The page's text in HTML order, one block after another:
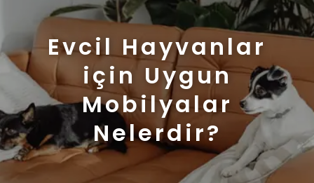
Evcil Hayvanlar
için Uygun
Mobilyalar
Nelerdir?